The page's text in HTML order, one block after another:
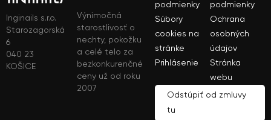
Inginails s.r.o.
Starozagorská
6
040 23
KOŠICE
Výnimočná
starostlivosť o
nechty, pokožku
a celé telo za
bezkonkurenčné
ceny už od roku
2007
podmienky
podmienky
Súbory
cookies na
stránke
Ochrana
osobných
údajov
Prihlásenie
Stránka
webu
Odstúpiť od zmluvy
tu